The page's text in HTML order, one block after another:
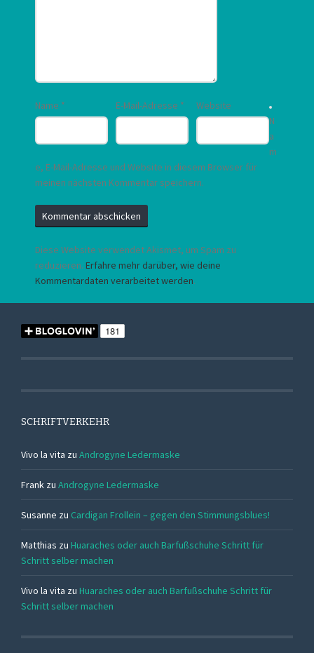
Name * E-Mail-Adresse *
Website
N
a
m
e, E-Mail-Adresse und Website in diesem Browser für
meinen nächsten Kommentar speichern.
Diese Website verwendet Akismet, um Spam zu
reduzieren. Erfahre mehr darüber, wie deine
Kommentardaten verarbeitet werden.
SCHRIFTVERKEHR
Vivo la vita zu Androgyne Ledermaske
Frank zu Androgyne Ledermaske
Susanne zu Cardigan Frollein – gegen den Stimmungsblues!
Matthias zu Huaraches oder auch Barfußschuhe Schritt für
Schritt selber machen
Vivo la vita zu Huaraches oder auch Barfußschuhe Schritt für
Schritt selber machen